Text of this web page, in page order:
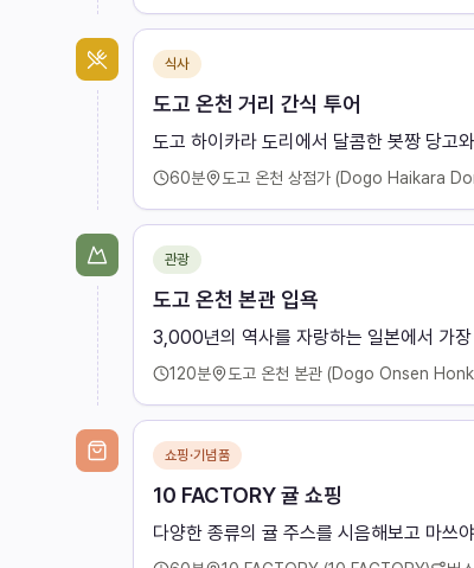
식사
도고 온천 거리 간식 투어
도고 하이카라 도리에서 달콤한 봇짱 당고
60분 도고 온천 상점가 (Dogo Haikara
관광
도고 온천 본관 입욕
3,000년의 역사를 자랑하는 일본에서 가
120분 도고 온천 본관 (Dogo Onsen
쇼핑·기념품
10 FACTORY 귤 쇼핑
다양한 종류의 귤 주스를 시음해보고 마쓰